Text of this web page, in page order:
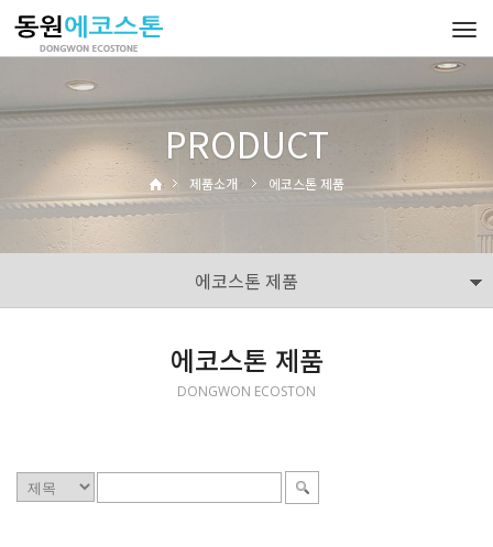
PRODUCT
제품소개 에코스톤 제품
에코스톤 제품
에코스톤 제품
DONGWON ECOSTON